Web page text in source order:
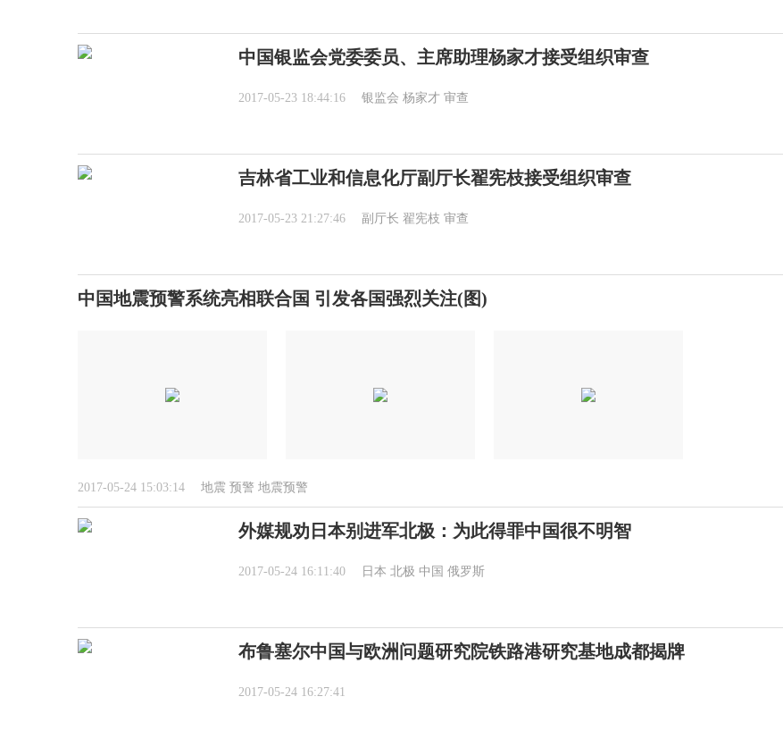
中国银监会党委委员、主席助理杨家才接受组织审查
2017-05-23 18:44:16 银监会 杨家才 审查
吉林省工业和信息化厅副厅长翟宪枝接受组织审查
2017-05-23 21:27:46 副厅长 翟宪枝 审查
中国地震预警系统亮相联合国 引发各国强烈关注(图)
2017-05-24 15:03:14 地震 预警 地震预警
外媒规劝日本别进军北极：为此得罪中国很不明智
2017-05-24 16:11:40 日本 北极 中国 俄罗斯
布鲁塞尔中国与欧洲问题研究院铁路港研究基地成都揭牌
2017-05-24 16:27:41